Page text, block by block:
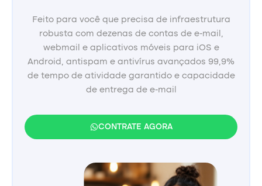
Feito para você que precisa de infraestrutura
robusta com dezenas de contas de e-mail,
webmail e aplicativos móveis para iOS e
Android, antispam e antivírus avançados 99,9%
de tempo de atividade garantido e capacidade
de entrega de e-mail
CONTRATE AGORA